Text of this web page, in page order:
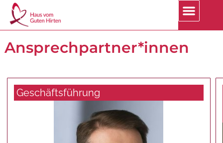
Ansprech­partner*innen
Geschäftsführung